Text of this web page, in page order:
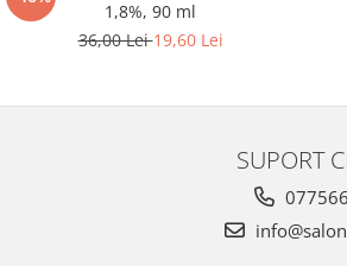
1,8%, 90 ml
36,00 Lei19,60 Lei
SUPORT